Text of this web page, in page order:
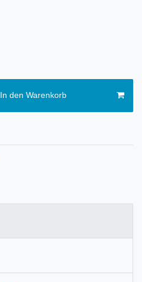
In den Warenkorb